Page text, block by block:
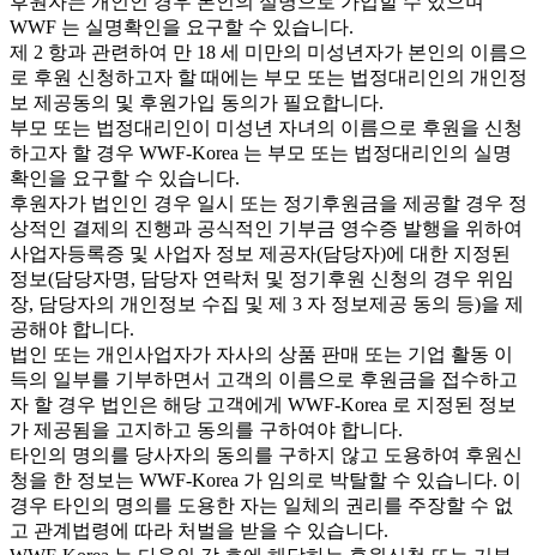
WWF 는 실명확인을 요구할 수 있습니다.
제 2 항과 관련하여 만 18 세 미만의 미성년자가 본인의 이름으
로 후원 신청하고자 할 때에는 부모 또는 법정대리인의 개인정
보 제공동의 및 후원가입 동의가 필요합니다.
부모 또는 법정대리인이 미성년 자녀의 이름으로 후원을 신청
하고자 할 경우 WWF-Korea 는 부모 또는 법정대리인의 실명
확인을 요구할 수 있습니다.
후원자가 법인인 경우 일시 또는 정기후원금을 제공할 경우 정
상적인 결제의 진행과 공식적인 기부금 영수증 발행을 위하여
사업자등록증 및 사업자 정보 제공자(담당자)에 대한 지정된
정보(담당자명, 담당자 연락처 및 정기후원 신청의 경우 위임
장, 담당자의 개인정보 수집 및 제 3 자 정보제공 동의 등)을 제
공해야 합니다.
법인 또는 개인사업자가 자사의 상품 판매 또는 기업 활동 이
득의 일부를 기부하면서 고객의 이름으로 후원금을 접수하고
자 할 경우 법인은 해당 고객에게 WWF-Korea 로 지정된 정보
가 제공됨을 고지하고 동의를 구하여야 합니다.
타인의 명의를 당사자의 동의를 구하지 않고 도용하여 후원신
청을 한 정보는 WWF-Korea 가 임의로 박탈할 수 있습니다. 이
경우 타인의 명의를 도용한 자는 일체의 권리를 주장할 수 없
고 관계법령에 따라 처벌을 받을 수 있습니다.